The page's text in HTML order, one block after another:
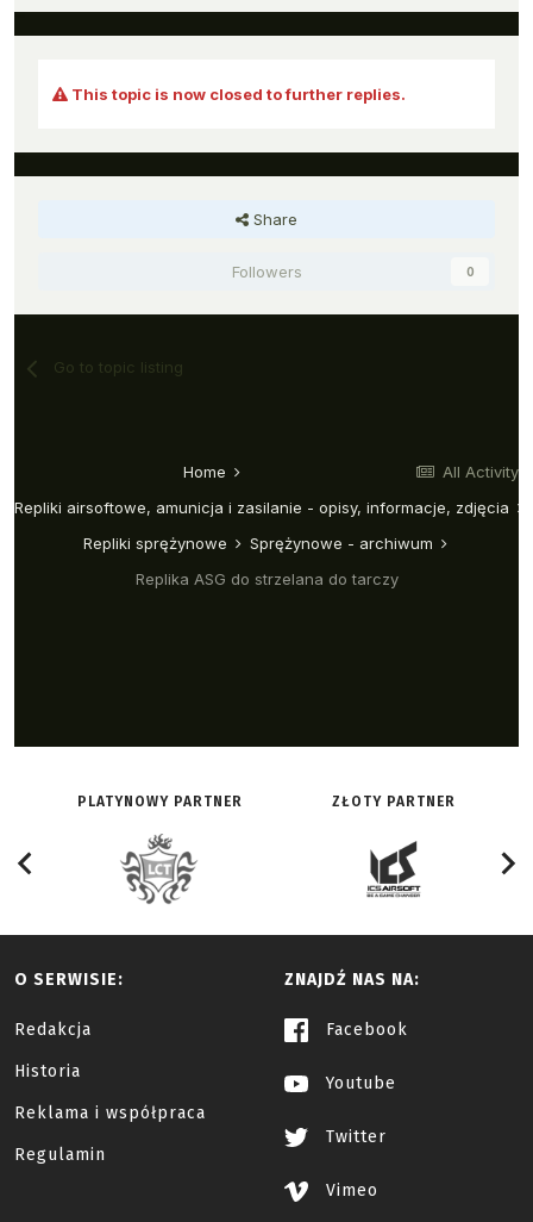
PLATYNOWY PARTNER ZŁOTY PARTNER
O SERWISIE:
Redakcja
Historia
Reklama i współpraca
Regulamin
ZNAJDŹ NAS NA:
Facebook
Youtube
Twitter
Vimeo